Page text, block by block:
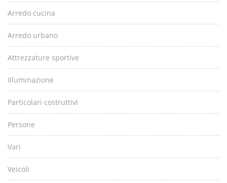
Arredo cucina
Arredo urbano
Attrezzature sportive
Illuminazione
Particolari costruttivi
Persone
Vari
Veicoli